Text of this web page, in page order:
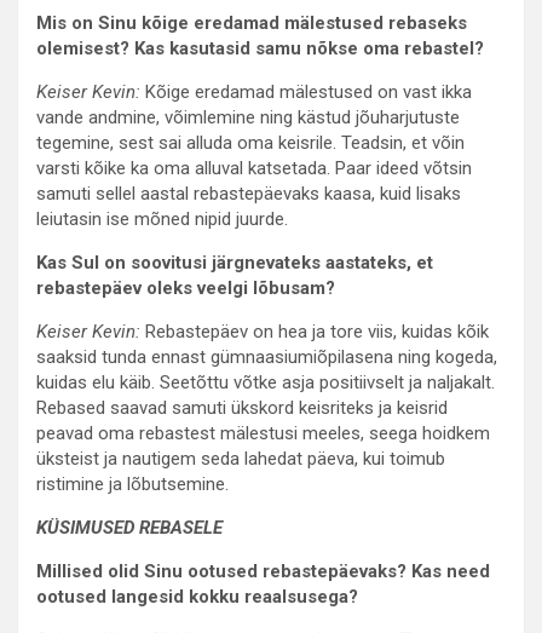
Mis on Sinu kõige eredamad mälestused rebaseks
olemisest? Kas kasutasid samu nõkse oma rebastel?
Keiser Kevin: Kõige eredamad mälestused on vast ikka
vande andmine, võimlemine ning kästud jõuharjutuste
tegemine, sest sai alluda oma keisrile. Teadsin, et võin
varsti kõike ka oma alluval katsetada. Paar ideed võtsin
samuti sellel aastal rebastepäevaks kaasa, kuid lisaks
leiutasin ise mõned nipid juurde.
Kas Sul on soovitusi järgnevateks aastateks, et
rebastepäev oleks veelgi lõbusam?
Keiser Kevin: Rebastepäev on hea ja tore viis, kuidas kõik
saaksid tunda ennast gümnaasiumiõpilasena ning kogeda,
kuidas elu käib. Seetõttu võtke asja positiivselt ja naljakalt.
Rebased saavad samuti ükskord keisriteks ja keisrid
peavad oma rebastest mälestusi meeles, seega hoidkem
üksteist ja nautigem seda lahedat päeva, kui toimub
ristimine ja lõbutsemine.
KÜSIMUSED REBASELE
Millised olid Sinu ootused rebastepäevaks? Kas need
ootused langesid kokku reaalsusega?